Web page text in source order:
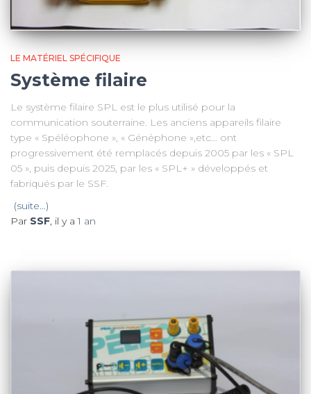
LE MATÉRIEL SPÉCIFIQUE
Système filaire
Le système filaire SPL est le plus utilisé pour la
communication souterraine. Les anciens appareils filaire
type « Spéléophone », « Généphone »,etc… ont
progressivement été remplacés depuis 2005 par les « SPL
05 », puis depuis 2025, par les « SPL+ » développés et
fabriqués par le SSF.
(suite…)
Par SSF, il y a1 an